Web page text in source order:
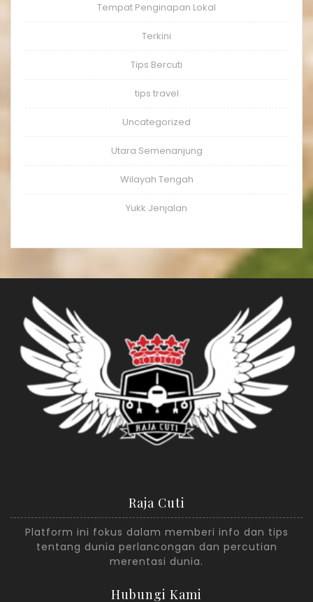
Tempat Penginapan Lokal
Terkini
Tips Bercuti
tips travel
Uncategorized
Utara Semenanjung
Wilayah Tengah
Yukk Jenjalan
Raja Cuti
Platform ini fokus dalam memberi info dan tips
tentang dunia perlancongan dan percutian
merentasi dunia.
Hubungi Kami